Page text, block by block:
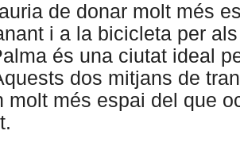
de donar molt més
i a la bicicleta per
és una ciutat ideal
dos mitjans de
molt més espai del que